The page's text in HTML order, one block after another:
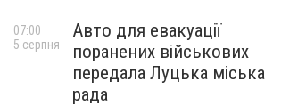
Авто для евакуації
поранених військових
передала Луцька міська
рада
07:00
5 серпня